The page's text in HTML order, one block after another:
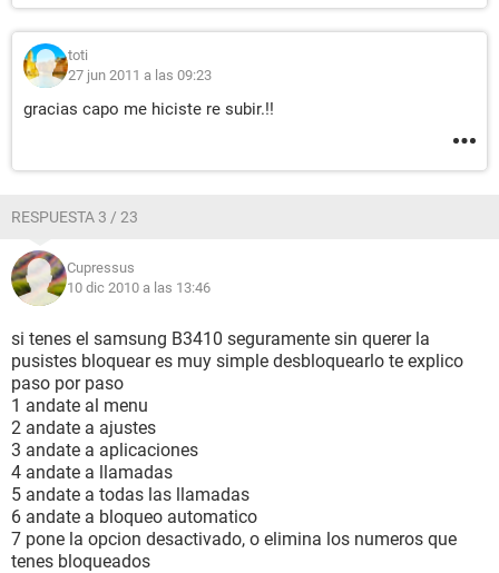
toti
27 jun 2011 a las 09:23
gracias capo me hiciste re subir.!!
RESPUESTA 3 / 23
Cupressus
10 dic 2010 a las 13:46
si tenes el samsung B3410 seguramente sin querer la
pusistes bloquear es muy simple desbloquearlo te explico
paso por paso
1 andate al menu
2 andate a ajustes
3 andate a aplicaciones
4 andate a llamadas
5 andate a todas las llamadas
6 andate a bloqueo automatico
7 pone la opcion desactivado, o elimina los numeros que
tenes bloqueados